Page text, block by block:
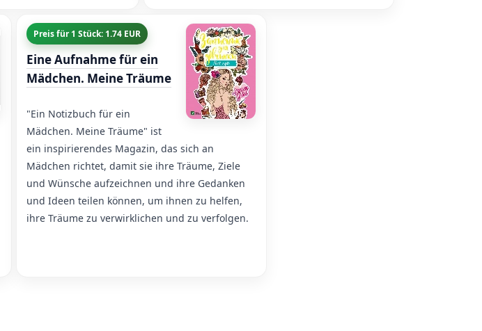
Preis für 1 Stück: 1.74 EUR
Eine Aufnahme für ein
Mädchen. Meine Träume
"Ein Notizbuch für ein
Mädchen. Meine Träume" ist
ein inspirierendes Magazin, das sich an
Mädchen richtet, damit sie ihre Träume, Ziele
und Wünsche aufzeichnen und ihre Gedanken
und Ideen teilen können, um ihnen zu helfen,
ihre Träume zu verwirklichen und zu verfolgen.